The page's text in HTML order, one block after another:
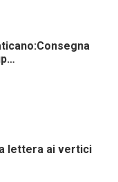
lettera ai vertici